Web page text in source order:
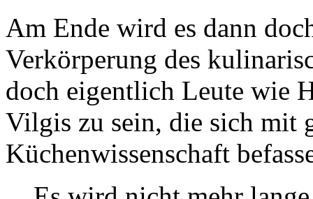
Am Ende wird es dann
Verkörperung des
doch eigentlich Leute wie
Vilgis zu sein, die sich mit
Küchenwissenschaft